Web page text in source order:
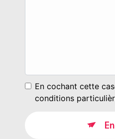
En cochant cette
conditions